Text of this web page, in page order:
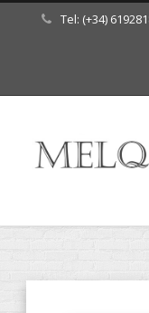
Tel: (+34)